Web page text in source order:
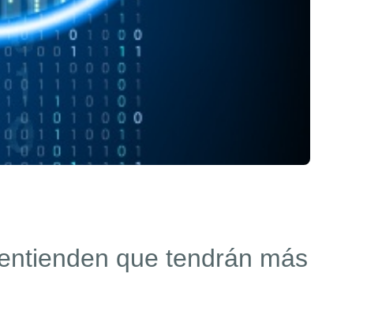
que tendrán más